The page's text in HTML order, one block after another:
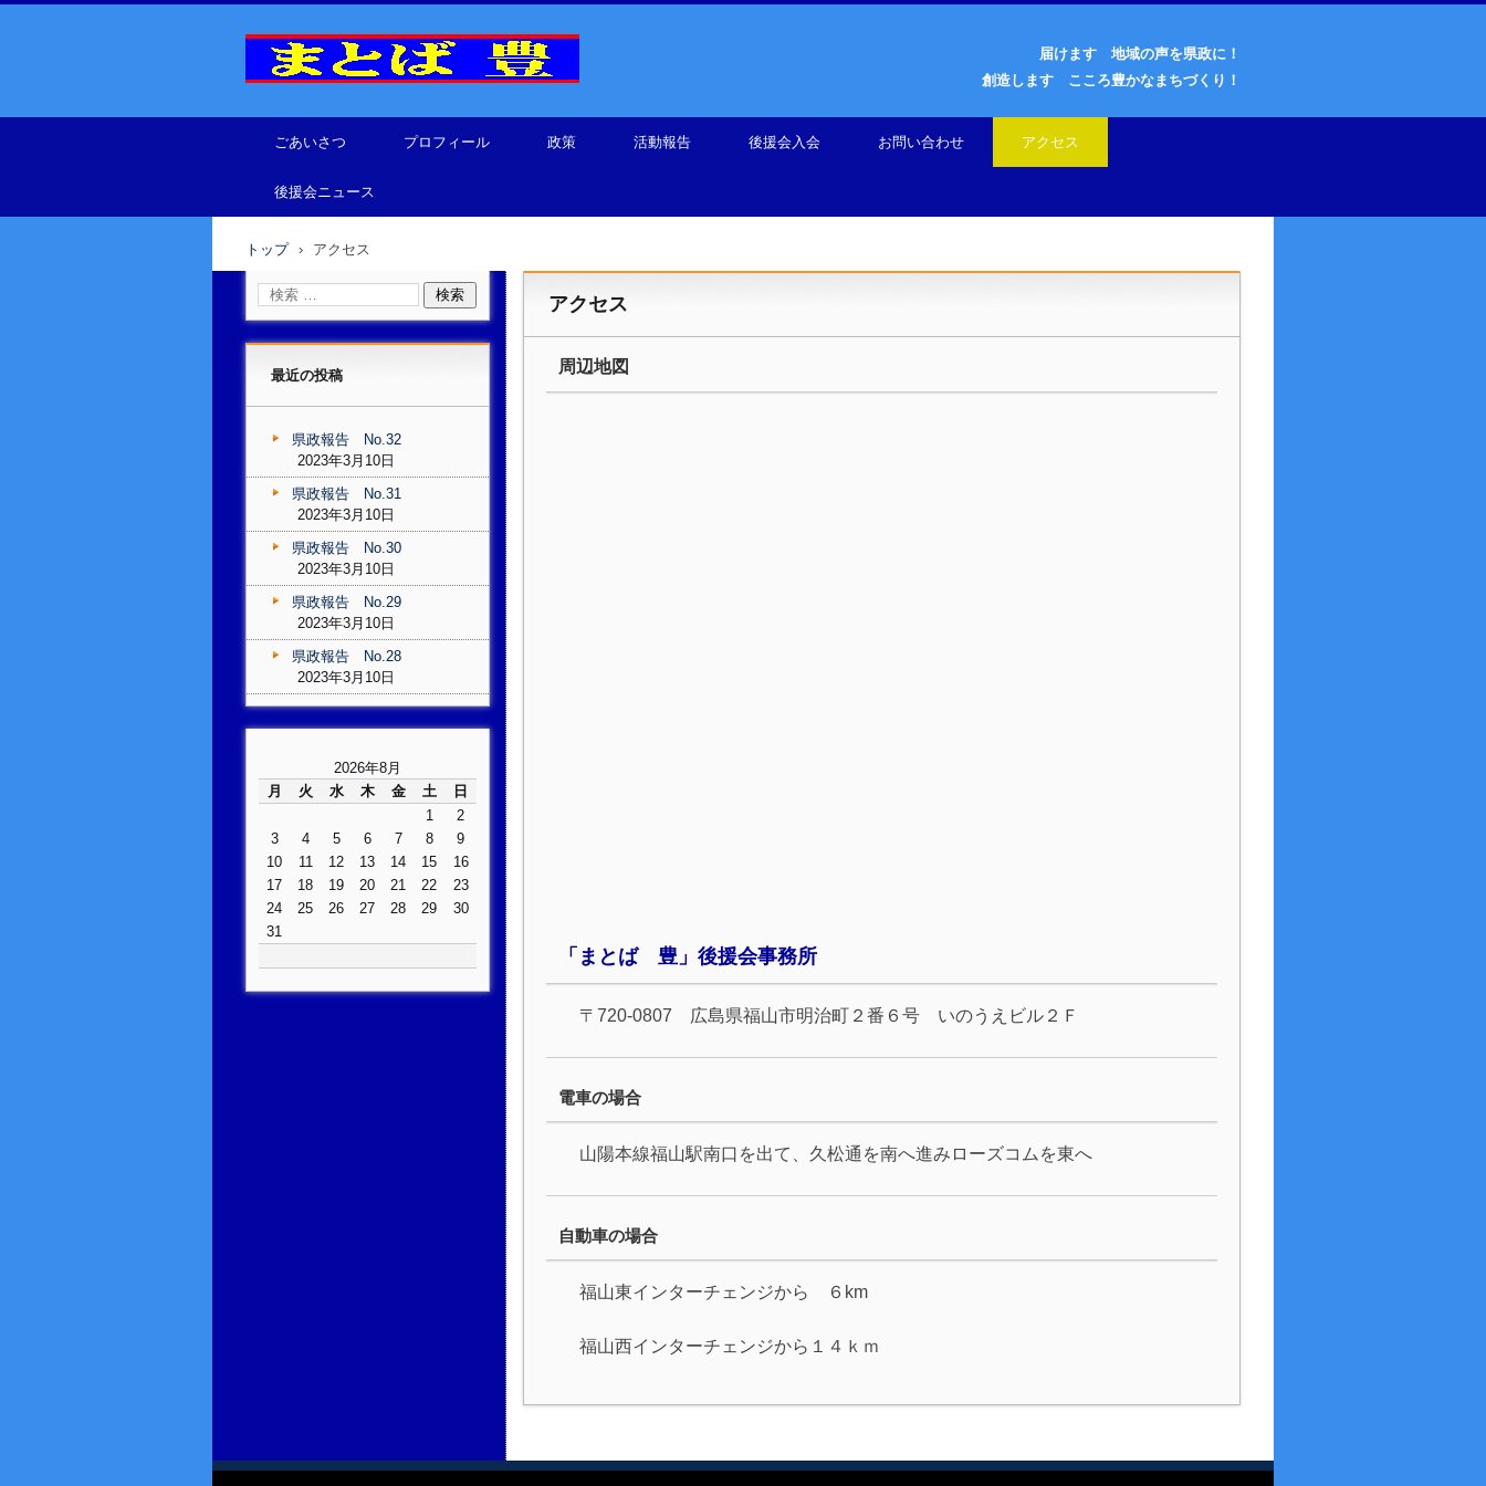
届けます 地域の声を県政に！
創造します こころ豊かなまちづくり！
ごあいさつ プロフィール 政策 活動報告 後援会入会 お問い合わせ アクセス
後援会ニュース
トップ › アクセス
アクセス
周辺地図
「まとば 豊」後援会事務所
〒720-0807 広島県福山市明治町２番６号 いのうえビル２Ｆ
電車の場合
山陽本線福山駅南口を出て、久松通を南へ進みローズコムを東へ
自動車の場合
福山東インターチェンジから ６km
福山西インターチェンジから１４ｋｍ
最近の投稿
県政報告 No.32
2023年3月10日
県政報告 No.31
2023年3月10日
県政報告 No.30
2023年3月10日
県政報告 No.29
2023年3月10日
県政報告 No.28
2023年3月10日
2026年8月
月
火 水 木 金 土
日
1
2
3
4 5 6 7 8
9
10
11 12 13 14 15
16
17
18 19 20 21 22
23
24
25 26 27 28 29
30
31